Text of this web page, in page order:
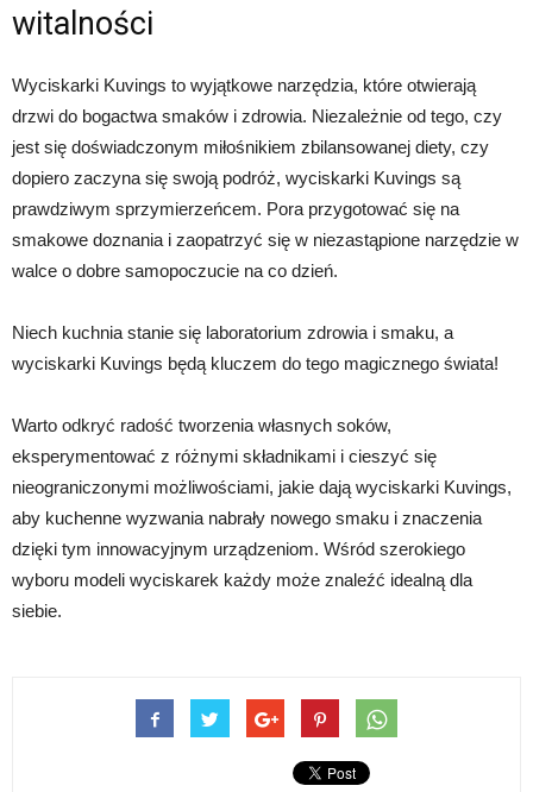
witalności
Wyciskarki Kuvings to wyjątkowe narzędzia, które otwierają
drzwi do bogactwa smaków i zdrowia. Niezależnie od tego, czy
jest się doświadczonym miłośnikiem zbilansowanej diety, czy
dopiero zaczyna się swoją podróż, wyciskarki Kuvings są
prawdziwym sprzymierzeńcem. Pora przygotować się na
smakowe doznania i zaopatrzyć się w niezastąpione narzędzie w
walce o dobre samopoczucie na co dzień.
Niech kuchnia stanie się laboratorium zdrowia i smaku, a
wyciskarki Kuvings będą kluczem do tego magicznego świata!
Warto odkryć radość tworzenia własnych soków,
eksperymentować z różnymi składnikami i cieszyć się
nieograniczonymi możliwościami, jakie dają wyciskarki Kuvings,
aby kuchenne wyzwania nabrały nowego smaku i znaczenia
dzięki tym innowacyjnym urządzeniom. Wśród szerokiego
wyboru modeli wyciskarek każdy może znaleźć idealną dla
siebie.